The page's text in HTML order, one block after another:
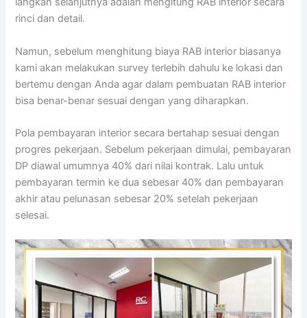
rinci dan detail.
Namun, sebelum menghitung biaya RAB interior biasanya
kami akan melakukan survey terlebih dahulu ke lokasi dan
bertemu dengan Anda agar dalam pembuatan RAB interior
bisa benar-benar sesuai dengan yang diharapkan.
Pola pembayaran interior secara bertahap sesuai dengan
progres pekerjaan. Sebelum pekerjaan dimulai, pembayaran
DP diawal umumnya 40% dari nilai kontrak. Lalu untuk
pembayaran termin ke dua sebesar 40% dan pembayaran
akhir atau pelunasan sebesar 20% setelah pekerjaan
selesai.